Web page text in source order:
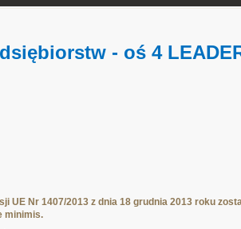
- oś 4
UE Nr 1407/2013 z dnia 18 grudnia 2013 roku
minimis.